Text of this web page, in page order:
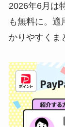
2026年6月は
も無料に。適
かりやすくま